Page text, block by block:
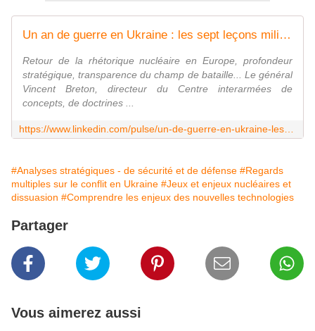
Un an de guerre en Ukraine : les sept leçons militaires et stratégiques
Retour de la rhétorique nucléaire en Europe, profondeur
stratégique, transparence du champ de bataille... Le général
Vincent Breton, directeur du Centre interarmées de
concepts, de doctrines ...
#Analyses stratégiques - de sécurité et de défense #Regards
multiples sur le conflit en Ukraine #Jeux et enjeux nucléaires et
dissuasion #Comprendre les enjeux des nouvelles technologies
Partager
Vous aimerez aussi